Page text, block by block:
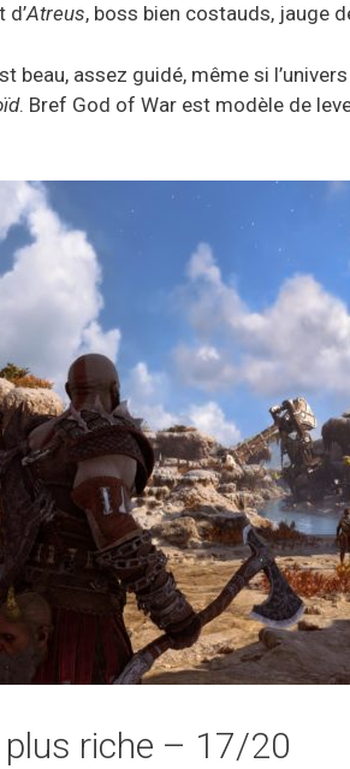
d’Atreus, boss bien costauds, jauge
beau, assez guidé, même si
. Bref God of War est modèle de
plus riche – 17/20